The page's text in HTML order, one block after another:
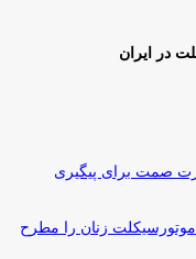
در ایران
صمت برای پیگیری
موتورسیکلت زنان را مطرح